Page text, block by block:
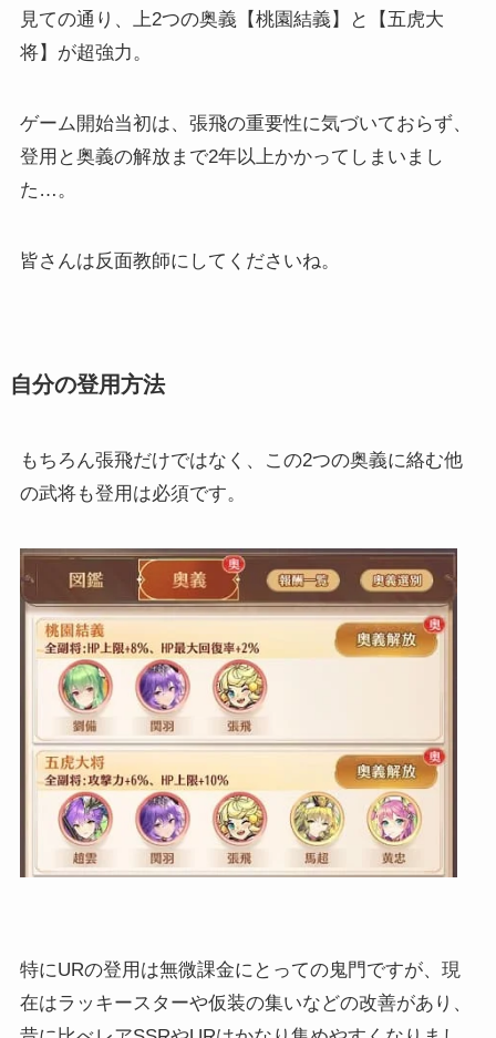
見ての通り、上2つの奥義【桃園結義】と【五虎大
将】が超強力。
ゲーム開始当初は、張飛の重要性に気づいておらず、
登用と奥義の解放まで2年以上かかってしまいまし
た…。
皆さんは反面教師にしてくださいね。
自分の登用方法
もちろん張飛だけではなく、この2つの奥義に絡む他
の武将も登用は必須です。
特にURの登用は無微課金にとっての鬼門ですが、現
在はラッキースターや仮装の集いなどの改善があり、